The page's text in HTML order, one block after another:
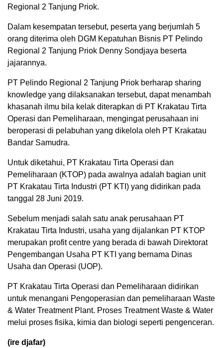
Regional 2 Tanjung Priok.
Dalam kesempatan tersebut, peserta yang berjumlah 5
orang diterima oleh DGM Kepatuhan Bisnis PT Pelindo
Regional 2 Tanjung Priok Denny Sondjaya beserta
jajarannya.
PT Pelindo Regional 2 Tanjung Priok berharap sharing
knowledge yang dilaksanakan tersebut, dapat menambah
khasanah ilmu bila kelak diterapkan di PT Krakatau Tirta
Operasi dan Pemeliharaan, mengingat perusahaan ini
beroperasi di pelabuhan yang dikelola oleh PT Krakatau
Bandar Samudra.
Untuk diketahui, PT Krakatau Tirta Operasi dan
Pemeliharaan (KTOP) pada awalnya adalah bagian unit
PT Krakatau Tirta Industri (PT KTI) yang didirikan pada
tanggal 28 Juni 2019.
Sebelum menjadi salah satu anak perusahaan PT
Krakatau Tirta Industri, usaha yang dijalankan PT KTOP
merupakan profit centre yang berada di bawah Direktorat
Pengembangan Usaha PT KTI yang bernama Dinas
Usaha dan Operasi (UOP).
PT Krakatau Tirta Operasi dan Pemeliharaan didirikan
untuk menangani Pengoperasian dan pemeliharaan Waste
& Water Treatment Plant. Proses Treatment Waste & Water
melui proses fisika, kimia dan biologi seperti pengenceran.
(ire djafar)